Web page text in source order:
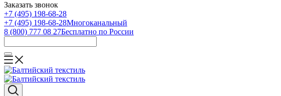
Заказать звонок
+7 (495) 198-68-28
+7 (495) 198-68-28Многоканальный
8 (800) 777 08 27Бесплатно по России